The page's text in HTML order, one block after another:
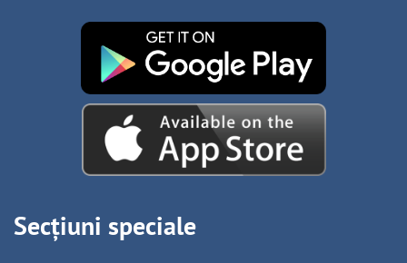
Secțiuni speciale